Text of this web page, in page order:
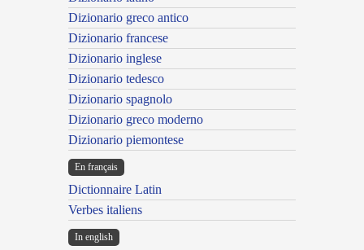
Dizionario greco antico
Dizionario francese
Dizionario inglese
Dizionario tedesco
Dizionario spagnolo
Dizionario greco moderno
Dizionario piemontese
En français
Dictionnaire Latin
Verbes italiens
In english